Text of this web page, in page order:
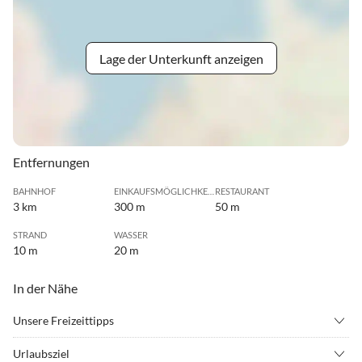
Lage der Unterkunft anzeigen
Entfernungen
BAHNHOF
3 km
EINKAUFSMÖGLICHKEIT
300 m
RESTAURANT
50 m
STRAND
10 m
WASSER
20 m
In der Nähe
Unsere Freizeittipps
Urlaubsziel